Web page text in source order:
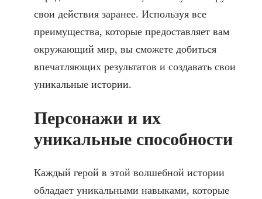
свои действия заранее. Используя все
преимущества, которые предоставляет вам
окружающий мир, вы сможете добиться
впечатляющих результатов и создавать свои
уникальные истории.
Персонажи и их
уникальные способности
Каждый герой в этой волшебной истории
обладает уникальными навыками, которые